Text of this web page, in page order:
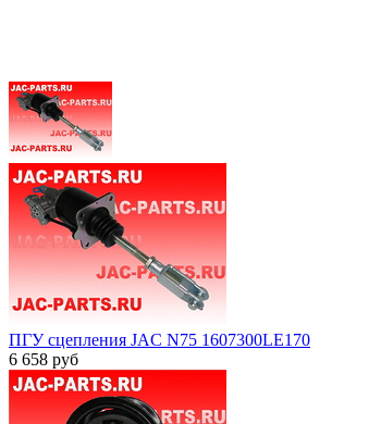
ПГУ сцепления JAC N75 1607300LE170
6 658 руб